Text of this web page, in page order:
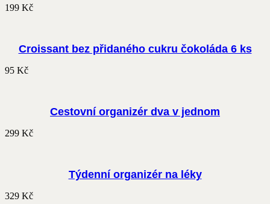
199 Kč
Croissant bez přidaného cukru čokoláda 6 ks
95 Kč
Cestovní organizér dva v jednom
299 Kč
Týdenní organizér na léky
329 Kč